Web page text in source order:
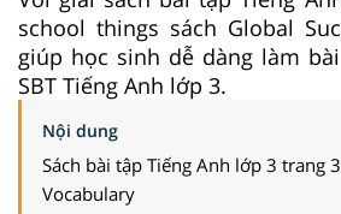
school things sách Global
giúp học sinh dễ dàng làm
SBT Tiếng Anh lớp 3.
Nội dung
Sách bài tập Tiếng Anh lớp 3 trang
Vocabulary